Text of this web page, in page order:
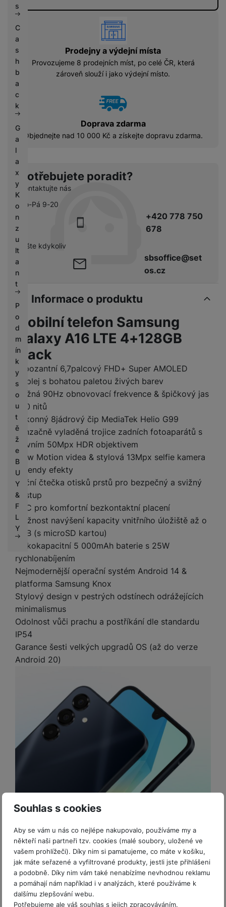
Souhlas s cookies
Aby se vám u nás co nejlépe nakupovalo, používáme my a
někteří naši partneři tzv. cookies (malé soubory, uložené ve
vašem prohlížeči). Díky nim si pamatujeme, co máte v košíku,
jak máte seřazené a vyfiltrované produkty, jestli jste přihlášeni
a podobně. Díky nim vám také nenabízíme nevhodnou reklamu
a pomáhají nám například i v analýzách, které používáme k
dalšímu zlepšování webu.
Potřebujeme ale váš souhlas s jejich zpracováváním.
s
C
a
s
h
b
a
c
k
G
a
l
a
x
y
K
o
n
z
u
lt
a
n
t
P
o
d
m
ín
k
y
s
o
u
t
ě
ž
e
B
U
Y
&
F
L
Y
Prodejny a výdejní místa
Provozujeme 8 prodejních míst, po celé ČR, která
zároveň slouží i jako výdejní místo.
Doprava zdarma
Objednejte nad 10 000 Kč a získejte dopravu zdarma.
Potřebujete poradit?
Kontaktujte nás
Po-Pá 9-20
+420 778 750
678
pište kdykoliv
sbsoffice@set
os.cz
Informace o produktu
Mobilní telefon Samsung
Galaxy A16 LTE 4+128GB
Black
Impozantní 6,7palcový FHD+ Super AMOLED
displej s bohatou paletou živých barev
Svižná 90Hz obnovovací frekvence & špičkový jas
800 nitů
Výkonný 8jádrový čip MediaTek Helio G99
Senzačně vyladěná trojice zadních fotoaparátů s
hlavním 50Mpx HDR objektivem
Slow Motion videa & stylová 13Mpx selfie kamera
s trendy efekty
Boční čtečka otisků prstů pro bezpečný a svižný
přístup
NFC pro komfortní bezkontaktní placení
Možnost navýšení kapacity vnitřního úložiště až o
1 TB (s microSD kartou)
Velkokapacitní 5 000mAh baterie s 25W
rychlonabíjením
Nejmodernější operační systém Android 14 &
platforma Samsung Knox
Stylový design v pestrých odstínech odrážejících
minimalismus
Odolnost vůči prachu a postříkání dle standardu
IP54
Garance šesti velkých upgradů OS (až do verze
Android 20)
Všestranně nadaný.
Nový Samsung Galaxy A16, jenž si získá srdce
všech příznivcůparádně vybavené střední třídy
smartphonů i optimálního poměru cena/výkon, je
tu. A překvapuje hned v několika směrech. Má
podmanivou 90Hz 6,7palcovou Super AMOLED
Infinity-U obrazovku